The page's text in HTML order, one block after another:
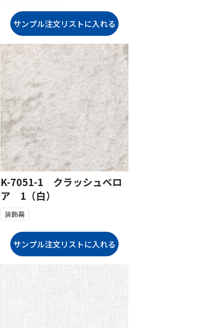
K-7051-1 クラッシュベロ
ア 1（白）
装飾幕